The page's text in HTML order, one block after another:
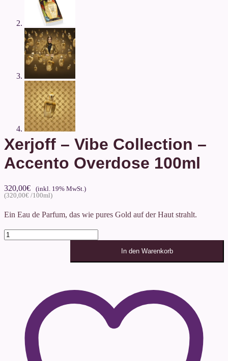
Xerjoff – Vibe Collection –
Accento Overdose 100ml
320,00€
320,00€
Ein Eau de Parfum, das wie pures Gold auf der Haut strahlt.
Xerjoff
-
In den Warenkorb